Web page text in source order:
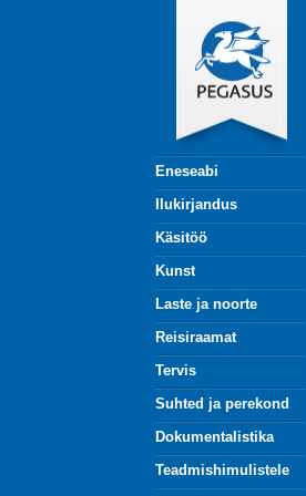
Eneseabi
Ilukirjandus
Käsitöö
Kunst
Laste ja noorte
Reisiraamat
Tervis
Suhted ja perekond
Dokumentalistika
Teadmishimulistele